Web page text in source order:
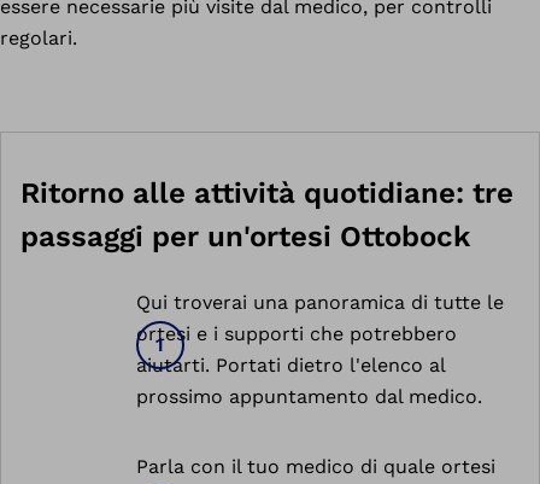
essere necessarie più visite dal medico, per controlli
regolari.
Ritorno alle attività quotidiane: tre
passaggi per un'ortesi Ottobock
Qui troverai una panoramica di tutte le
ortesi e i supporti che potrebbero
aiutarti. Portati dietro l'elenco al
prossimo appuntamento dal medico.
Parla con il tuo medico di quale ortesi